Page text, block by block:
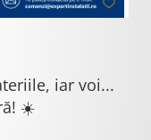
iar voi...
☀️